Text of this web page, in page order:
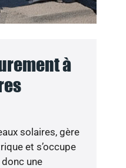
à
solaires, gère
et s’occupe
une